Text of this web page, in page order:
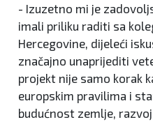
- Izuzetno mi je
imali priliku raditi sa
Hercegovine, dijeleći
značajno unaprijediti
projekt nije samo korak
europskim pravilima i
budućnost zemlje,